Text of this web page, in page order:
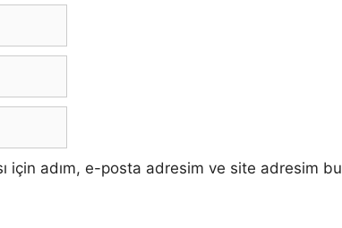
için adım, e-posta adresim ve site adresim bu